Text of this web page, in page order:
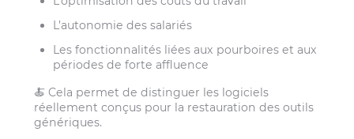
L’autonomie des salariés
Les fonctionnalités liées aux pourboires et aux
périodes de forte affluence
🍝 Cela permet de distinguer les logiciels
réellement conçus pour la restauration des outils
génériques.